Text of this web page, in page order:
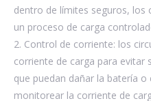
dentro de límites seguros, los
un proceso de carga
2. Control de corriente: los
corriente de carga para evitar
que puedan dañar la batería o
monitorear la corriente de